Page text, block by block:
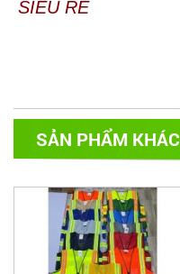
SIÊU RẺ
SẢN PHẨM KHÁC